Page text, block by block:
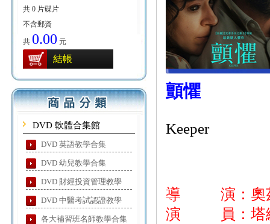
共 0 片碟片
不含郵資
共 0.00 元
結帳
DVD 軟體合集館
DVD 英語教學合集
DVD 幼兒教學合集
DVD 財經投資管理教學
DVD 中醫考試認證教學
各大補習班名師教學合集
顫懼
Keeper
導 演：奧
演 員：塔緹